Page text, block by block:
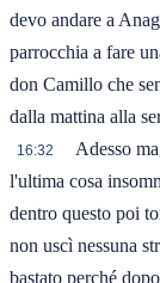
devo andare a
parrocchia a fare
don Camillo che
dalla mattina alla
16:32
Adesso
l'ultima cosa
dentro questo poi
non uscì nessuna
bastato perché